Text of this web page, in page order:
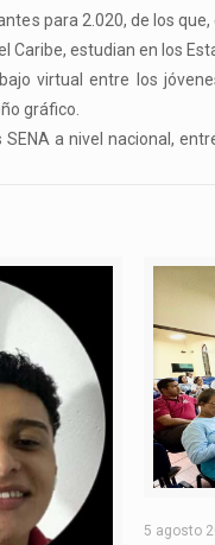
para 2.020, de los
Caribe, estudian en los
virtual entre los
gráfico.
a nivel nacional,
5 agosto